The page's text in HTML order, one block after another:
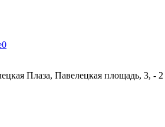
0
Плаза, Павелецкая площадь, 3, - 2